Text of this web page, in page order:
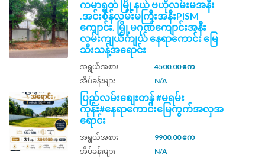
ကမာရွတ် မြို့နယ် ဗဟိုလမ်းမအနီး
.အင်းစိန်လမ်းမကြီးအနီးPISM ​
ကျောင်း. မြို့မဂုဏ်​ကျောင်းအနီး
လမ်းကျယ်ကျယ် နေရာကောင်း မြေ
သီးသန့်အရောင်း
အရွယ်အစား
4500.00 ဧက
အိပ်ခန်းများ
N/A
ပြည်လမ်းစျေးတန် #မရမ်း
ကုန်း#နေရာကောင်းမြေကွက်အလှအ
ရောင်း
အရွယ်အစား
9900.00 ဧက
အိပ်ခန်းများ
N/A